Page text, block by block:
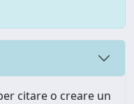
citare o creare un